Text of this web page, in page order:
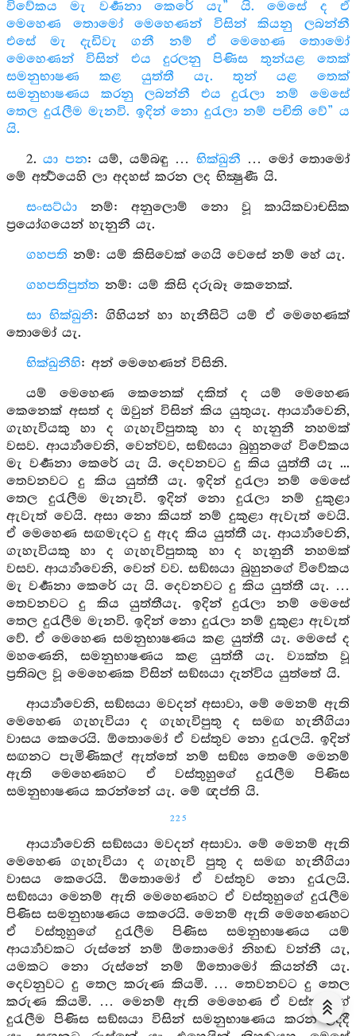
විවේකය මැ වර්‍ණනා කෙරේ යැ” යි. මෙසේ ද ඒ
මෙහෙණ තොමෝ මෙහෙණන් විසින් කියනු ලබන්නී
එසේ මැ දැඩිවැ ගනී නම් ඒ මෙහෙණ තොමෝ
මෙහෙණන් විසින් එය දුරලනු පිණිස තුන්යළ තෙක්
සමනුභාෂණ කළ යුත්තී යැ. තුන් යළ තෙක්
සමනුභාෂණය කරනු ලබන්නී එය දුරැලා නම් මෙසේ
තෙල දුරැලීම මැනවි. ඉදින් නො දුරැලා නම් පචිති වේ” ය
යි.
2.යා පන: යම්, යම්බඳු … භික්ඛුනී … මෝ තොමෝ
මේ අර්‍ත්‍ථයෙහි ලා අදහස් කරන ලද භික්‍ෂුණී යි.
සංසට්ඨානම්: අනුලොම් නො වූ කායිකවාචසික
ප්‍රයෝගයෙන් හැනුනී යැ.
ගහපති නම්: යම් කිසිවෙක් ගෙයි වෙසේ නම් හේ යැ.
ගහපතිපුත්ත නම්: යම් කිසි දරුබෑ කෙනෙක්.
සා භික්ඛුනී: ගිහියන් හා හැනීසිටි යම් ඒ මෙහෙණක්
තොමෝ යැ.
භික්ඛුනීහි: අන් මෙහෙණන් විසිනි.
යම් මෙහෙණ කෙනෙක් දකිත් ද යම් මෙහෙණ
කෙනෙක් අසත් ද ඔවුන් විසින් කිය යුතුයැ. ආර්‍ය්‍යාවෙනි,
ගැහැවියකු හා ද ගැහැවිපුතකු හා ද හැනුනී නහමක්
වසව. ආර්‍ය්‍යාවෙනි, වෙන්වව, සඞ්ඝයා බුහුනගේ විවේකය
මැ වර්‍ණනා කෙරේ යැ යි. දෙවනවට දු කිය යුත්තී යැ ...
තෙවනවට දු කිය යුත්තී යැ. ඉදින් දුරැලා නම් මෙසේ
තෙල දුරැලීම මැනැවි. ඉදින් නො දුරැලා නම් දුකුළා
ඇවැත් වෙයි. අසා නො කියත් නම් දුකුළා ඇවැත් වෙයි.
ඒ මෙහෙණ සඟමැදට දු ඇද කිය යුත්තී යැ. ආර්‍ය්‍යාවෙනි,
ගැහැවියකු හා ද ගැහැවිපුතකු හා ද හැනුනී නහමක්
වසව. ආර්‍ය්‍යාවෙනි, වෙන් වව. සඞ්ඝයා බුහුනගේ විවේකය
මැ වර්‍ණනා කෙරේ යැ යි. දෙවනවට දු කිය යුත්තී යැ. …
තෙවනවට දු කිය යුත්තීයැ. ඉදින් දුරැලා නම් මෙසේ
තෙල දුරැලීම මැනවි. ඉදින් නො දුරැලා නම් දුකුළා ඇවැත්
වේ. ඒ මෙහෙණ සමනුභාෂණය කළ යුත්තී යැ. මෙසේ ද
මහණෙනි, සමනුභාෂණය කළ යුත්තී යැ. ව්‍යක්ත වූ
ප්‍රතිබල වූ මෙහෙණක විසින් සඞ්ඝයා දැන්විය යුත්තේ යි.
ආර්‍ය්‍යාවෙනි, සඞ්ඝයා මවදන් අසාවා, මේ මෙනම් ඇති
මෙහෙණ ගැහැවියා ද ගැහැවිපුතු ද සමඟ හැනීගියා
වාසය කෙරෙයි. ඕතොමෝ ඒ වස්තුව නො දුරැලයි. ඉදින්
සඟනට පැමිණිකල් ඇත්තේ නම් සඞ්ඝ තෙමේ මෙනම්
ඇති මෙහෙණහට ඒ වස්තුහුගේ දුරැලීම පිණිස
සමනුභාෂණය කරන්නේ යැ. මේ ඥප්ති යි.
225
ආර්‍ය්‍යාවෙනි සඞ්ඝයා මවදන් අසාවා. මේ මෙනම් ඇති
මෙහෙණ ගැහැවියා ද ගැහැවි පුතු ද සමඟ හැනීගියා
වාසය කෙරෙයි. ඕතොමෝ ඒ වස්තුව නො දුරැලයි.
සඞ්ඝයා මෙනම් ඇති මෙහෙණහට ඒ වස්තුහුගේ දුරැලීම
පිණිස සමනුභාෂණය කෙරෙයි. මෙනම් ඇති මෙහෙණහට
ඒ වස්තුහුගේ දුරැලීම පිණිස සමනුභාෂණය යම්
ආර්‍ය්‍යාවකට රුස්නේ නම් ඕතොමෝ නිහඬ වන්නී යැ,
යමකට නො රුස්නේ නම් ඕතොමෝ කියන්නී යැ.
දෙවනුවට දු තෙල කරුණ කියමි. … තෙවනවට දු තෙල
කරුණ කියමි. … මෙනම් ඇති මෙහෙණ ඒ වස්තුහුගේ
දුරැලීම පිණිස සඞ්ඝයා විසින් සමනුභාෂණය කරන ලද්දී